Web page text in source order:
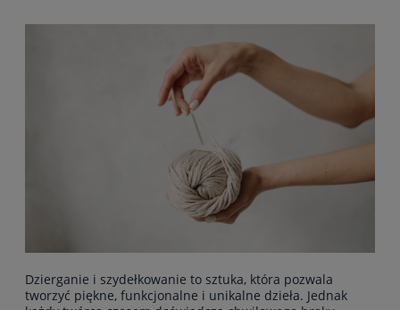
Dzierganie i szydełkowanie to sztuka, która pozwala
tworzyć piękne, funkcjonalne i unikalne dzieła. Jednak